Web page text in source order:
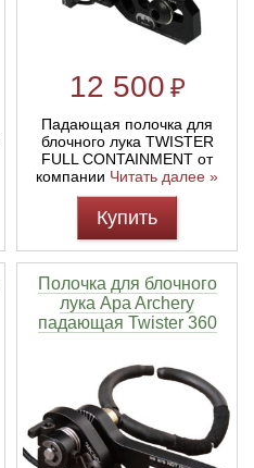
12 500 ₽
Падающая полочка для
блочного лука TWISTER
FULL CONTAINMENT от
компании Читать далее »
Купить
Полочка для блочного
лука Apa Archery
падающая Twister 360